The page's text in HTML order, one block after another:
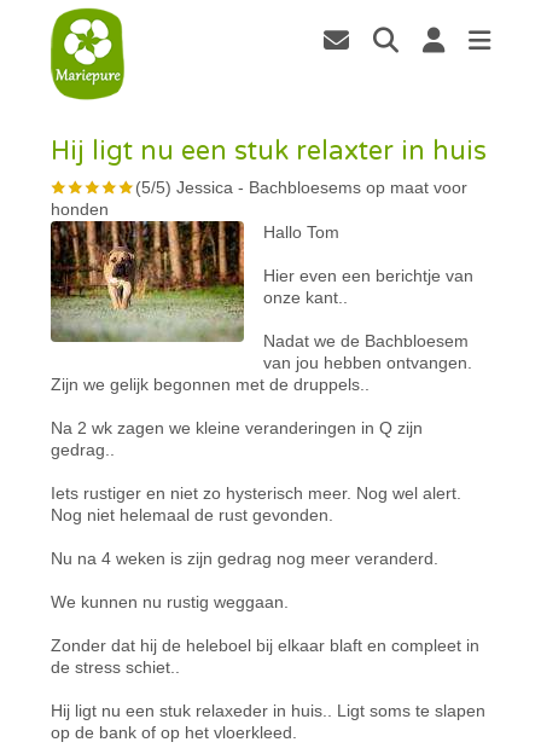
Hij ligt nu een stuk relaxter in huis
(5/5)Jessica - Bachbloesems op maat voor
honden
Hallo Tom
Hier even een berichtje van
onze kant..
Nadat we de Bachbloesem
van jou hebben ontvangen.
Zijn we gelijk begonnen met de druppels..
Na 2 wk zagen we kleine veranderingen in Q zijn
gedrag..
Iets rustiger en niet zo hysterisch meer. Nog wel alert.
Nog niet helemaal de rust gevonden.
Nu na 4 weken is zijn gedrag nog meer veranderd.
We kunnen nu rustig weggaan.
Zonder dat hij de heleboel bij elkaar blaft en compleet in
de stress schiet..
Hij ligt nu een stuk relaxeder in huis.. Ligt soms te slapen
op de bank of op het vloerkleed.